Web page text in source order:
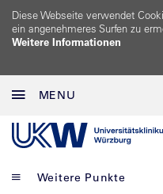
Diese Webseite verwendet
ein angenehmeres Surfen zu
Weitere Informationen
MENU
Weitere Punkte